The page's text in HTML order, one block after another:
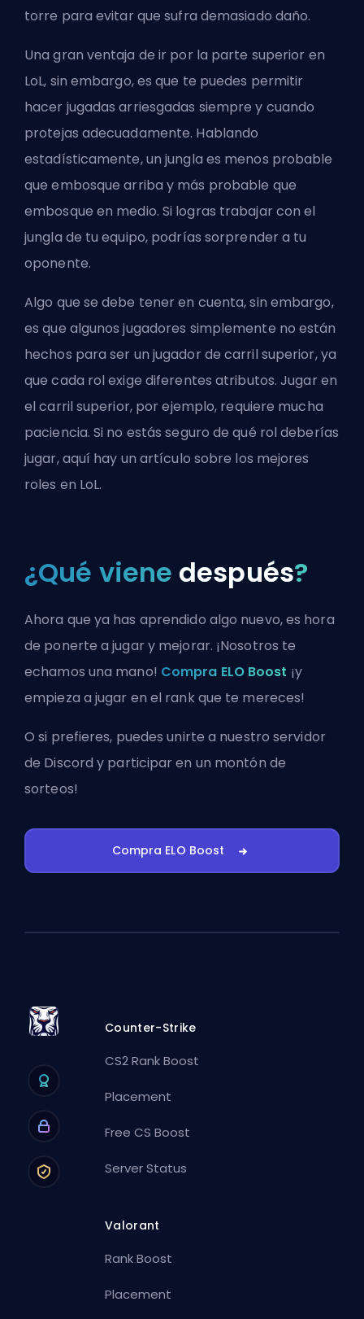
torre para evitar que sufra demasiado daño.
Una gran ventaja de ir por la parte superior en
LoL, sin embargo, es que te puedes permitir
hacer jugadas arriesgadas siempre y cuando
protejas adecuadamente. Hablando
estadísticamente, un jungla es menos probable
que embosque arriba y más probable que
embosque en medio. Si logras trabajar con el
jungla de tu equipo, podrías sorprender a tu
oponente.
Algo que se debe tener en cuenta, sin embargo,
es que algunos jugadores simplemente no están
hechos para ser un jugador de carril superior, ya
que cada rol exige diferentes atributos. Jugar en
el carril superior, por ejemplo, requiere mucha
paciencia. Si no estás seguro de qué rol deberías
jugar, aquí hay un artículo sobre los mejores
roles en LoL.
¿Qué viene después?
Ahora que ya has aprendido algo nuevo, es hora
de ponerte a jugar y mejorar. ¡Nosotros te
echamos una mano! Compra ELO Boost ¡y
empieza a jugar en el rank que te mereces!
O si prefieres, puedesunirte a nuestro servidor
de Discord y participar en un montón de
sorteos!
Compra ELO Boost
Counter-Strike
CS2 Rank Boost
Placement
Free CS Boost
Server Status
Valorant
Rank Boost
Placement